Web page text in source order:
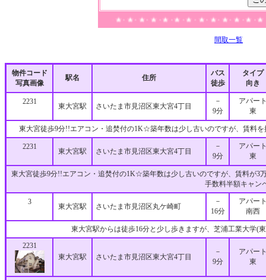
★・★・★・★・★・★・★・★・★・★・★・★・★・★・★・★・★・★・★・★・★・★
間取一覧
物件コード
写真画像
駅名 住所
バス
徒歩
タイプ
向き
2231
東大宮駅 さいたま市見沼区東大宮4丁目
－
9分
アパー
東
東大宮徒歩9分!!エアコン・追焚付の1K☆築年数は少し古いのですが、賃料
2231
東大宮駅 さいたま市見沼区東大宮4丁目
－
9分
アパー
東
東大宮徒歩9分!!エアコン・追焚付の1K☆築年数は少し古いのですが、賃料が3
手数料半額キャン
3
東大宮駅 さいたま市見沼区丸ケ崎町
－
16分
アパー
南西
東大宮駅からは徒歩16分と少し歩きますが、芝浦工業大学(
2231
東大宮駅
さいたま市見沼区東大宮4丁目
－
9分
アパー
東